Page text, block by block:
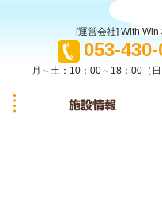
[運営会社] With Win
TEL:
053-
月～土：10：00～18：00（日
私たちの考え方